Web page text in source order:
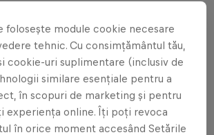
- Complex Cheile Buții
16 martie - Ziua
folosește module cookie necesare
tehnic. Cu consimțământul tău,
cookie-uri suplimentare (inclusiv de
similare esențiale pentru a
în scopuri de marketing și pentru
experiența online. Îți poți revoca
în orice moment accesând Setările